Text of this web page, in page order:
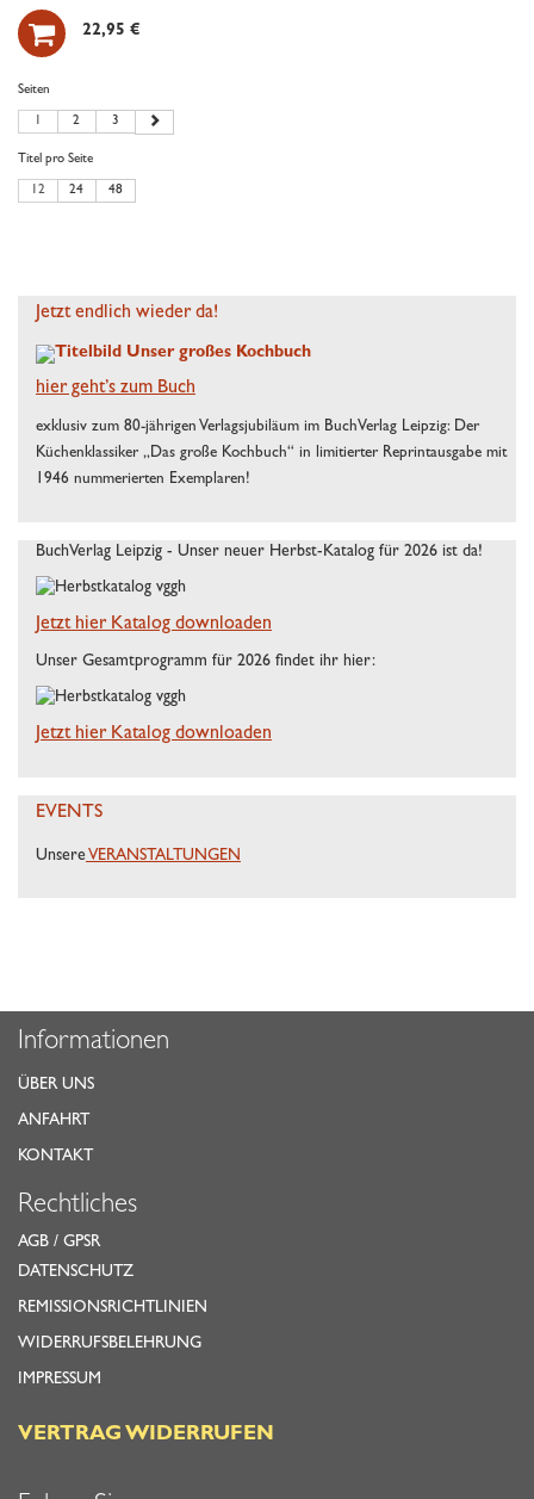
 22,95 €
Seiten
1 2 3
Titel pro Seite
12 24 48
Jetzt endlich wieder da!
hier geht’s zum Buch
exklusiv zum 80-jährigen Verlagsjubiläum im BuchVerlag Leipzig: Der
Küchenklassiker „Das große Kochbuch“ in limitierter Reprintausgabe mit
1946 nummerierten Exemplaren!
BuchVerlag Leipzig - Unser neuer Herbst-Katalog für 2026 ist da!
Jetzt hier Katalog downloaden
Unser Gesamtprogramm für 2026 findet ihr hier:
Jetzt hier Katalog downloaden
EVENTS
Unsere VERANSTALTUNGEN
Informationen
ÜBER UNS
ANFAHRT
KONTAKT
Rechtliches
AGB / GPSR
DATENSCHUTZ
REMISSIONSRICHTLINIEN
WIDERRUFSBELEHRUNG
IMPRESSUM
VERTRAG WIDERRUFEN